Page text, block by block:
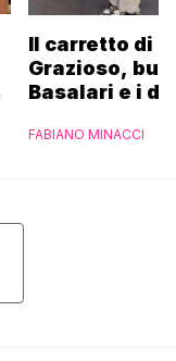
Il carretto di
Grazioso,
Basalari e i
Ferrero”
FABIANO MINACCI